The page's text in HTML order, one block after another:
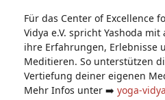
Für das Center of Excellence
Vidya e.V. spricht Yashoda
ihre Erfahrungen, Erlebnisse
Meditieren. So unterstützen
Vertiefung deiner eigenen
Mehr Infos unter ➡️ yoga-